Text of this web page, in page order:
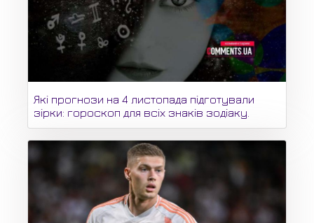
Які прогнози на 4 листопада підготували
зірки: гороскоп для всіх знаків зодіаку.